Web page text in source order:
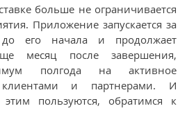
больше не ограничивается
Приложение запускается за
до его начала и продолжает
месяц после завершения,
полгода на активное
клиентами и партнерами. И
пользуются, обратимся к